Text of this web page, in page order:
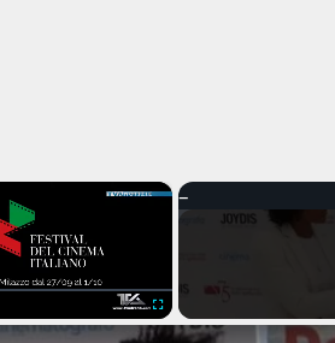
×
Fullscreen